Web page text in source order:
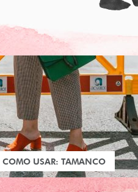
COMO USAR: TAMANCO